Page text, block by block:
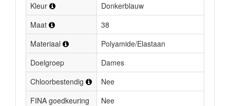
Kleur
Donkerblauw
Maat
38
Materiaal
Polyamide/Elastaan
Doelgroep
Dames
Chloorbestendig
Nee
FINA goedkeuring
Nee